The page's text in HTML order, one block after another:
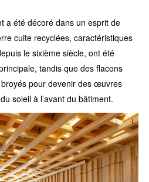
a été décoré dans un esprit de
cuite recyclées, caractéristiques
le sixième siècle, ont été
tandis que des flacons
broyés pour devenir des œuvres
soleil à l’avant du bâtiment.